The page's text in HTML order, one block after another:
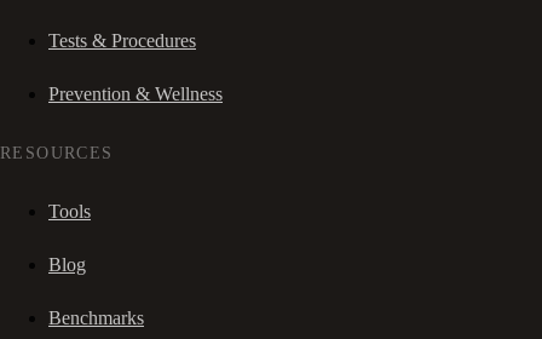
Tests & Procedures
Prevention & Wellness
RESOURCES
Tools
Blog
Benchmarks